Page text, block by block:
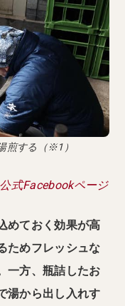
煎する（※1）
式Facebookページ
めておく効果が高
ためフレッシュな
一方、瓶詰したお
湯から出し入れす